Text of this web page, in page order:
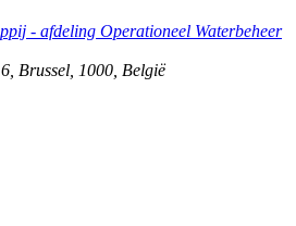
- afdeling Operationeel Waterbeheer
Brussel 1000 België